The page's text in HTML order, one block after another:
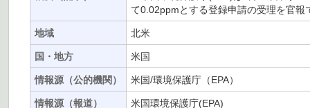
て0.02ppmとする登録申請の受理を官
地域 北米
国・地方 米国
情報源（公的機関） 米国/環境保護庁（EPA）
情報源（報道） 米国環境保護庁(EPA)